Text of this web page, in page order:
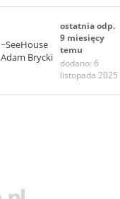
~SeeHouse
Adam Brycki
ostatnia odp.
9 miesięcy
temu
dodano: 6
listopada 2025